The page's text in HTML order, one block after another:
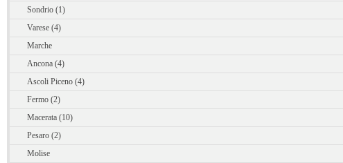
Sondrio (1)
Varese (4)
Marche
Ancona (4)
Ascoli Piceno (4)
Fermo (2)
Macerata (10)
Pesaro (2)
Molise